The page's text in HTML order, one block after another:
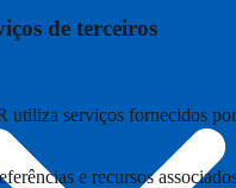
de terceiros
utiliza serviços fornecidos
e recursos